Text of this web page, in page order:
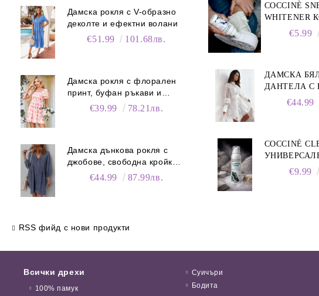
Дамска рокля с V-образно
деколте и ефектни волани
€51.99 101.68лв.
Дамска рокля с флорален
принт, буфан ръкави и
джобове€39.99 78.21лв.
Дамска дънкова рокля с
джобове, свободна кройка и
V-образно деколте
€44.99 87.99лв.
RSS фийд с нови продукти
COCCINÈ
WHITENER
БЕЛИ€5.99
ДАМСКА
ДАНТЕЛА С
РЪКАВИ И
€44.99
COCCINÉ
€9.99
Всички дрехи
100% памук
Суичъри
Бодита